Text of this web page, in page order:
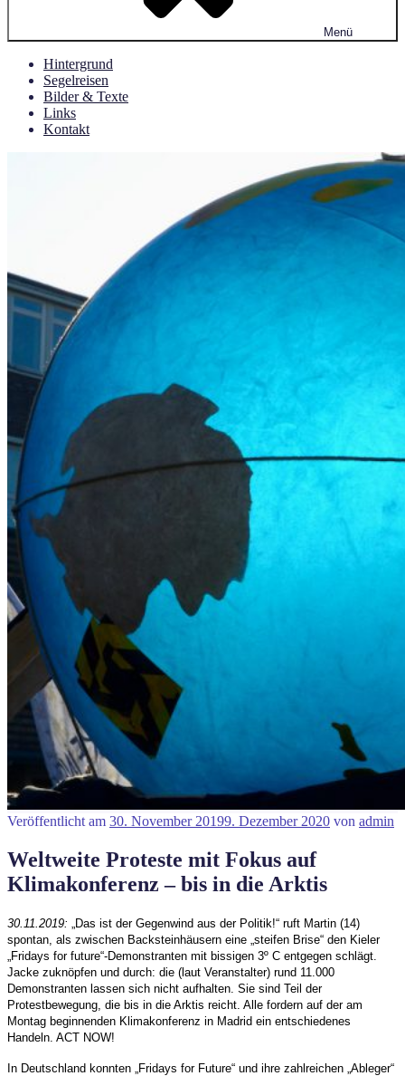
Menü
Hintergrund
Segelreisen
Bilder & Texte
Links
Kontakt
Veröffentlicht am 30. November 20199. Dezember 2020 von admin
Weltweite Proteste mit Fokus auf
Klimakonferenz – bis in die Arktis
30.11.2019:
„Das ist der Gegenwind aus der Politik!“ ruft Martin (14)
spontan, als zwischen Backsteinhäusern eine „steifen Brise“ den Kieler
„Fridays for future“-Demonstranten mit bissigen 3º C entgegen schlägt.
Jacke zuknöpfen und durch: die (laut Veranstalter) rund 11.000
Demonstranten lassen sich nicht aufhalten. Sie sind Teil der
Protestbewegung, die bis in die Arktis reicht. Alle fordern auf der am
Montag beginnenden Klimakonferenz in Madrid ein entschiedenes
Handeln. ACT NOW!
In Deutschland konnten „Fridays for Future“ und ihre zahlreichen „Ableger“